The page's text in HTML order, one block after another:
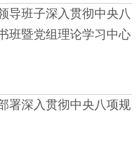
导班子深入贯彻中央八
班暨党组理论学习中心
署深入贯彻中央八项规